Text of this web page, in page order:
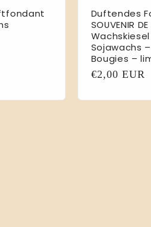
Duftendes
SOUVENIR
Wachskiesel
Sojawachs
Bougies –
Normaler
€2,00 EUR